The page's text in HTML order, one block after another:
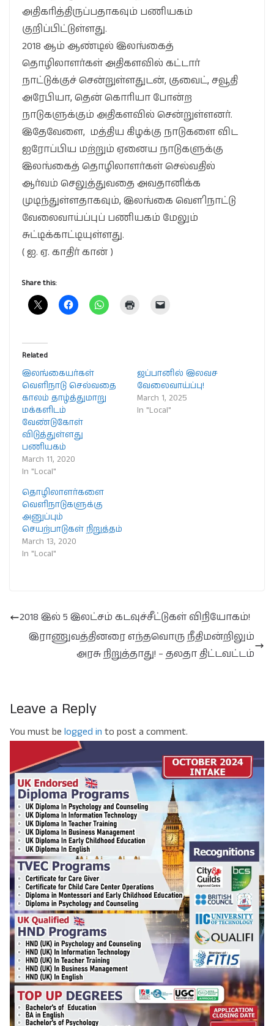
அதிகரித்திருப்பதாகவும் பணியகம்
குறிப்பிட்டுள்ளது.
2018 ஆம் ஆண்டில் இலங்கைத்
தொழிலாளர்கள் அதிகளவில் கட்டார்
நாட்டுக்குச் சென்றுள்ளதுடன், குவைட், சவூதி
அரேபியா, தென் கொரியா போன்ற
நாடுகளுக்கும் அதிகளவில் சென்றுள்ளனர்.
இதேவேளை, மத்திய கிழக்கு நாடுகளை விட
ஐரோப்பிய மற்றும் ஏனைய நாடுகளுக்கு
இலங்கைத் தொழிலாளர்கள் செல்வதில்
ஆர்வம் செலுத்துவதை அவதானிக்க
முடிந்துள்ளதாகவும், இலங்கை வௌிநாட்டு
வேலைவாய்ப்புப் பணியகம் மேலும்
சுட்டிக்காட்டியுள்ளது.
( ஐ. ஏ. காதிர் கான் )
Share this:
Related
இலங்கையர்கள்
வெளிநாடு செல்வதை
காலம் தாழ்த்துமாறு
மக்களிடம்
வேண்டுகோள்
விடுத்துள்ளது
பணியகம்
March 11, 2020
In "Local"
ஜப்பானில் இலவச
வேலைவாய்ப்பு!
March 1, 2025
In "Local"
தொழிலாளர்களை
வெளிநாடுகளுக்கு
அனுப்பும்
செயற்பாடுகள் நிறுத்தம்
March 13, 2020
In "Local"
2018 இல் 5 இலட்சம் கடவுச்சீட்டுகள் விநியோகம்!
இராணுவத்தினரை எந்தவொரு நீதிமன்றிலும்
அரசு நிறுத்தாது! – தலதா திட்டவட்டம்
Leave a Reply
You must be logged in to post a comment.